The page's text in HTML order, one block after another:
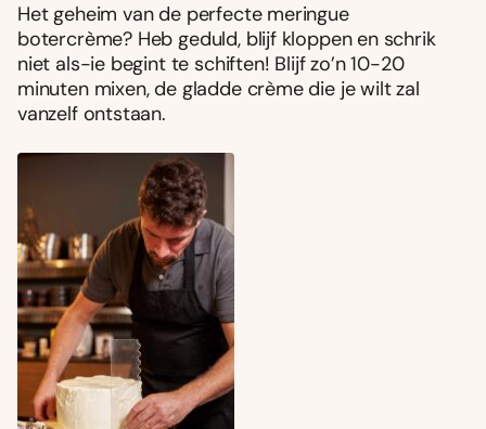
Het geheim van de perfecte meringue
botercrème? Heb geduld, blijf kloppen en schrik
niet als-ie begint te schiften! Blijf zo’n 10-20
minuten mixen, de gladde crème die je wilt zal
vanzelf ontstaan.